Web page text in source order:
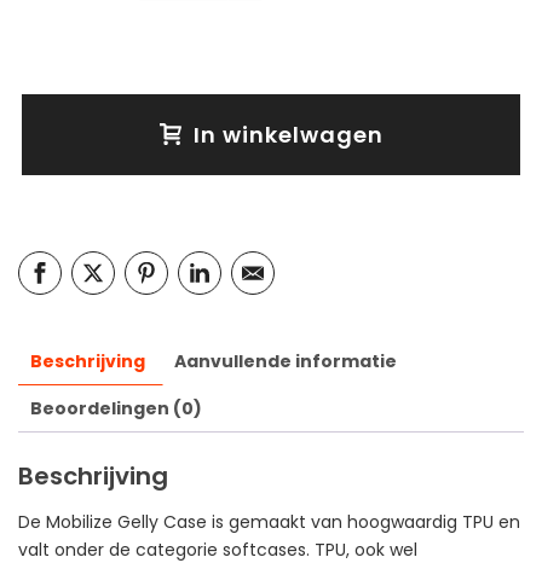
In winkelwagen
Beschrijving
Aanvullende informatie
Beoordelingen (0)
Beschrijving
De Mobilize Gelly Case is gemaakt van hoogwaardig TPU en
valt onder de categorie softcases. TPU, ook wel